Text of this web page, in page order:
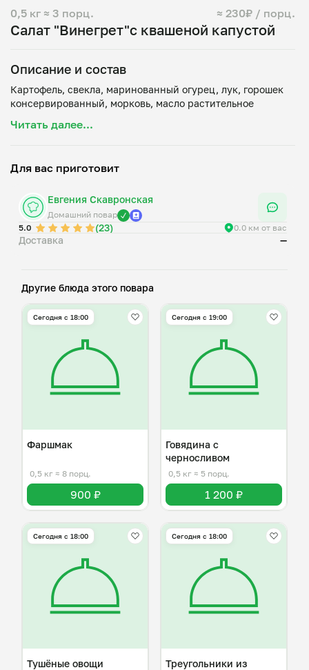
Салат "Винегрет"с квашеной капустой
0,5 кг ≈ 3 порц. ≈ 230₽ / порц.
Описание и состав
Картофель, свекла, маринованный огурец, лук, горошек
Читать далее...
Для вас приготовит
Евгения Скавронская
Домашний повар
5.0
(23) 0.0 км от вас
Доставка —
Другие блюда этого повара
Сегодня с 18:00
Фаршмак
0,5 кг ≈ 8 порц.
900 ₽
Сегодня с 19:00
Говядина с
черносливом
0,5 кг ≈ 5 порц.
1 200 ₽
Сегодня с 18:00
Тушёные овощи
Сегодня с 18:00
Треугольники из